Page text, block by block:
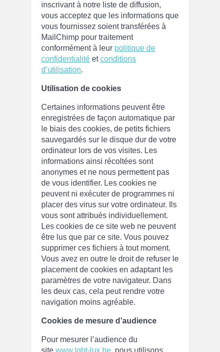
inscrivant à notre liste de diffusion,
vous acceptez que les informations que
vous fournissez soient transférées à
MailChimp pour traitement
conformément à leur politique de
confidentialité etconditions
d’utilisation.
Utilisation de cookies
Certaines informations peuvent être
enregistrées de façon automatique par
le biais des cookies, de petits fichiers
sauvegardés sur le disque dur de votre
ordinateur lors de vos visites. Les
informations ainsi récoltées sont
anonymes et ne nous permettent pas
de vous identifier. Les cookies ne
peuvent ni exécuter de programmes ni
placer des virus sur votre ordinateur. Ils
vous sont attribués individuellement.
Les cookies de ce site web ne peuvent
être lus que par ce site. Vous pouvez
supprimer ces fichiers à tout moment.
Vous avez en outre le droit de refuser le
placement de cookies en adaptant les
paramètres de votre navigateur. Dans
les deux cas, cela peut rendre votre
navigation moins agréable.
Cookies de mesure d’audience
Pour mesurer l’audience du
site www.lgbt-lux.be, nous utilisons